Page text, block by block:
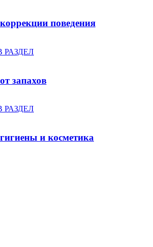
поведения
РАЗДЕЛ
запахов
РАЗДЕЛ
и косметика